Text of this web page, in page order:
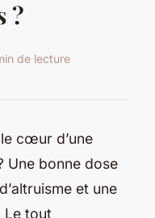
?
de lecture
cœur d’une
Une bonne dose
et une
Le tout